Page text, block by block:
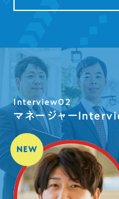
Interview02
マネージャー